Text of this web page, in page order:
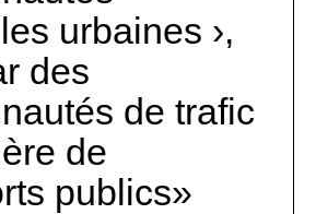
urbaines ›,
des
de trafic
de
publics